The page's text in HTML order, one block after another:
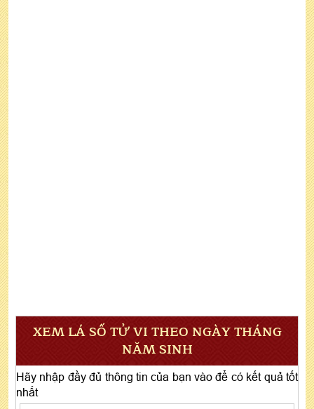
XEM LÁ SỐ TỬ VI THEO NGÀY THÁNG
NĂM SINH
Hãy nhập đầy đủ thông tin của bạn vào để có kết quả tốt
nhất